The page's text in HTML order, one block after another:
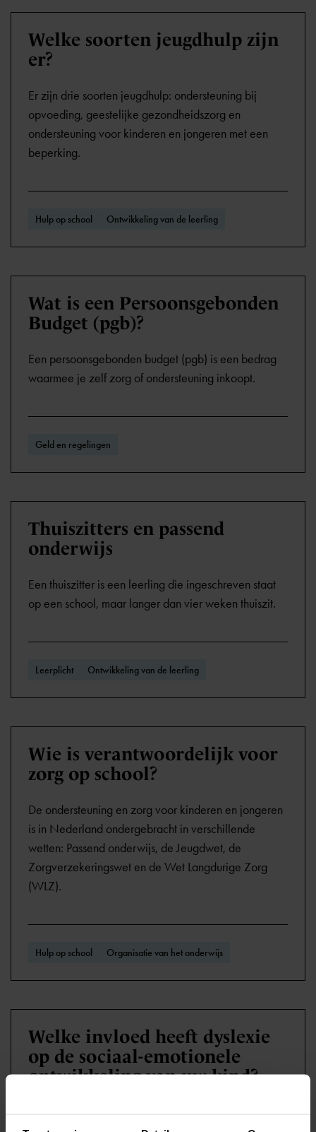
Welke soorten jeugdhulp zijn
er?
Er zijn drie soorten jeugdhulp: ondersteuning bij
opvoeding, geestelijke gezondheidszorg en
ondersteuning voor kinderen en jongeren met een
beperking.
Hulp op school Ontwikkeling van de leerling
Wat is een Persoonsgebonden
Budget (pgb)?
Een persoonsgebonden budget (pgb) is een bedrag
waarmee je zelf zorg of ondersteuning inkoopt.
Geld en regelingen
Thuiszitters en passend
onderwijs
Een thuiszitter is een leerling die ingeschreven staat
op een school, maar langer dan vier weken thuiszit.
Leerplicht Ontwikkeling van de leerling
Wie is verantwoordelijk voor
zorg op school?
De ondersteuning en zorg voor kinderen en jongeren
is in Nederland ondergebracht in verschillende
wetten: Passend onderwijs, de Jeugdwet, de
Zorgverzekeringswet en de Wet Langdurige Zorg
(WLZ).
Hulp op school Organisatie van het onderwijs
Welke invloed heeft dyslexie
op de sociaal-emotionele
ontwikkeling van uw kind?